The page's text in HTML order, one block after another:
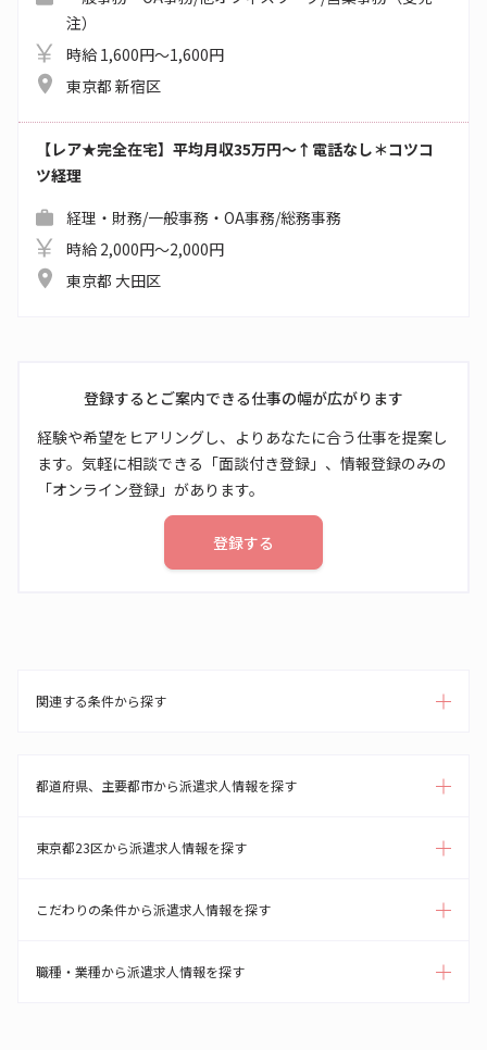
注）
時給 1,600円～1,600円
東京都 新宿区
【レア★完全在宅】平均月収35万円～↑電話なし＊コツコ
ツ経理
経理・財務/一般事務・OA事務/総務事務
時給 2,000円～2,000円
東京都 大田区
登録するとご案内できる仕事の幅が広がります
経験や希望をヒアリングし、よりあなたに合う仕事を提案し
ます。気軽に相談できる「面談付き登録」、情報登録のみの
「オンライン登録」があります。
登録する
関連する条件から探す
都道府県、主要都市から派遣求人情報を探す
東京都23区から派遣求人情報を探す
こだわりの条件から派遣求人情報を探す
職種・業種から派遣求人情報を探す